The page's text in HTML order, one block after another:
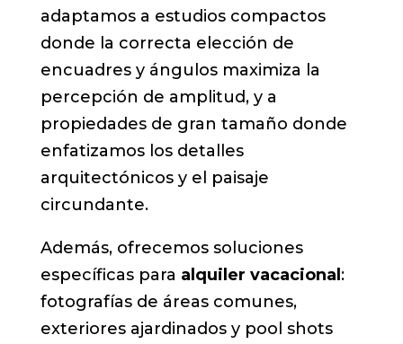
adaptamos a estudios compactos
donde la correcta elección de
encuadres y ángulos maximiza la
percepción de amplitud, y a
propiedades de gran tamaño donde
enfatizamos los detalles
arquitectónicos y el paisaje
circundante.
Además, ofrecemos soluciones
específicas para alquiler vacacional :
fotografías de áreas comunes,
exteriores ajardinados y pool shots